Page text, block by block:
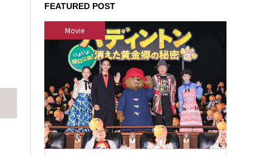
FEATURED POST
Movie